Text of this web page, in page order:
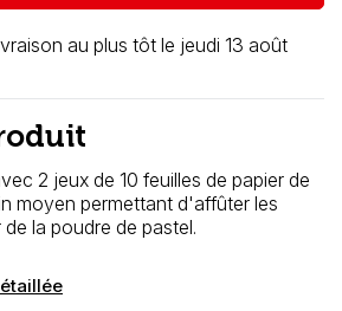
au plus tôt le jeudi 13 août
2 jeux de 10 feuilles de papier de
moyen permettant d'affûter les
la poudre de pastel.